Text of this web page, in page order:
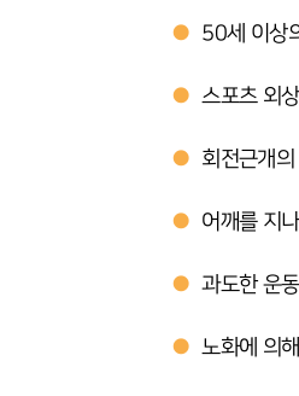
● 50세 이상
● 스포츠 외
● 회전근개
● 어깨를 지
● 과도한 운
● 노화에 의